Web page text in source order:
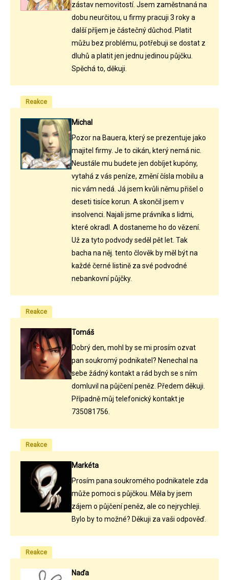
zástav nemovitostí. Jsem zaměstnaná na
dobu neurčitou, u firmy pracuji 3 roky a
další příjem je částečný důchod. Platit
můžu bez problému, potřebuji se dostat z
dluhů a platit jen jednu jedinou půjčku.
Spěchá to, děkuji.
Reakce
Michal
Pozor na Bauera, který se prezentuje jako
majitel firmy. Je to cikán, který nemá nic.
Neustále mu budete jen dobíjet kupóny,
vytahá z vás peníze, změní čísla mobilu a
nic vám nedá. Já jsem kvůli němu přišel o
deseti tisíce korun. A skončil jsem v
insolvenci. Najali jsme právníka s lidmi,
které okradl. A dostaneme ho do vězení.
Už za tyto podvody seděl pět let. Tak
bacha na něj. tento člověk by měl být na
každé černé listině za své podvodné
nebankovní půjčky.
Reakce
Tomáš
Dobrý den, mohl by se mi prosím ozvat
pan soukromý podnikatel? Nenechal na
sebe žádný kontakt a rád bych se s ním
domluvil na půjčení peněz. Předem děkuji.
Případně můj telefonický kontakt je
735081756.
Reakce
Markéta
Prosím pana soukromého podnikatele zda
může pomoci s půjčkou. Měla by jsem
zájem o půjčení peněz, ale co nejrychleji.
Bylo by to možné? Děkuji za vaši odpověď.
Reakce
Naďa